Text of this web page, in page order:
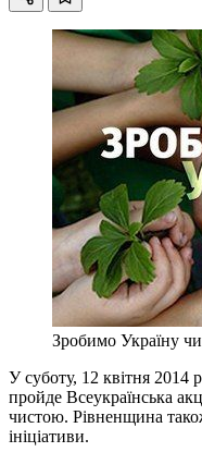
Зробимо Україну
У суботу, 12 квітня 2014
пройде Всеукраїнська
чистою. Рівненщина
ініціативи.